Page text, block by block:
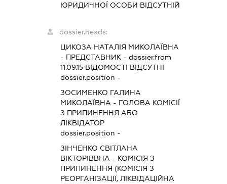
ЮРИДИЧНОЇ ОСОБИ ВІДСУТНІЙ
dossier.heads:
ЦИКОЗА НАТАЛІЯ МИКОЛАЇВНА
- ПРЕДСТАВНИК- dossier.from
11.09.15ВІДОМОСТІ ВІДСУТНІ
dossier.position -
ЗОСИМЕНКО ГАЛИНА
МИКОЛАЇВНА - ГОЛОВА КОМІСІЇ
З ПРИПИНЕННЯ АБО
ЛІКВІДАТОР
dossier.position -
ЗІНЧЕНКО СВІТЛАНА
ВІКТОРІВВНА - КОМІСІЯ З
ПРИПИНЕННЯ (КОМІСІЯ З
РЕОРГАНІЗАЦІЇ, ЛІКВІДАЦІЙНА